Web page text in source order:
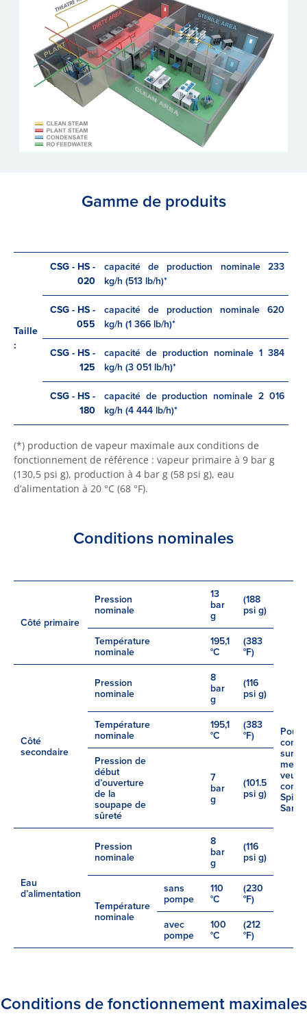
Gamme de produits
Taille
:
CSG - HS -
020
capacité de production nominale 233
kg/h (513 lb/h)*
CSG - HS -
055
capacité de production nominale 620
kg/h (1 366 lb/h)*
CSG - HS -
125
capacité de production nominale 1 384
kg/h (3 051 lb/h)*
CSG - HS -
180
capacité de production nominale 2 016
kg/h (4 444 lb/h)*
(*) production de vapeur maximale aux conditions de
fonctionnement de référence : vapeur primaire à 9 bar g
(130,5 psi g), production à 4 bar g (58 psi g), eau
d’alimentation à 20 °C (68 °F).
Conditions nominales
Côté primaire
Pression
nominale
13
bar
g
(188
psi g)
Pour
sur
Spirax
Sarco
Température
nominale
195,1
°C
(383
°F)
Côté
secondaire
Pression
nominale
8
bar
g
(116
psi g)
Température
nominale
195,1
°C
(383
°F)
Pression de
début
d’ouverture
de la
soupape de
sûreté
7
bar
g
(101.5
psi g)
Eau
d’alimentation
Pression
nominale
8
bar
g
(116
psi g)
Température
nominale
sans
pompe
110
°C
(230
°F)
avec
pompe
100
°C
(212
°F)
Conditions de fonctionnement maximales